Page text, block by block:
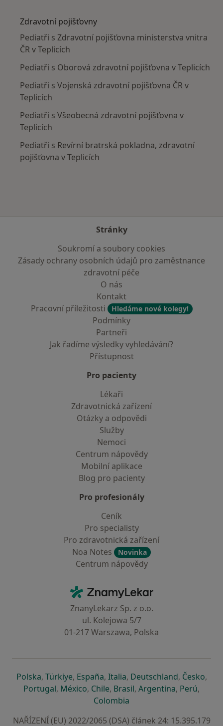
Zdravotní pojišťovny
Pediatři s Zdravotní pojišťovna ministerstva vnitra
ČR v Teplicích
Pediatři s Oborová zdravotní pojišťovna v Teplicích
Pediatři s Vojenská zdravotní pojišťovna ČR v
Teplicích
Pediatři s Všeobecná zdravotní pojišťovna v
Teplicích
Pediatři s Revírní bratrská pokladna, zdravotní
pojišťovna v Teplicích
Stránky
Soukromí a soubory cookies
Zásady ochrany osobních údajů pro zaměstnance
zdravotní péče
O nás
Kontakt
Pracovní příležitosti
Hledáme nové kolegy!
Podmínky
Partneři
Jak řadíme výsledky vyhledávání?
Přístupnost
Pro pacienty
Lékaři
Zdravotnická zařízení
Otázky a odpovědi
Služby
Nemoci
Centrum nápovědy
Mobilní aplikace
Blog pro pacienty
Pro profesionály
Ceník
Pro specialisty
Pro zdravotnická zařízení
Noa Notes
Novinka
Centrum nápovědy
ZnamyLekar - Hlavní stránka
ZnanyLekarz Sp. z o.o.
ul. Kolejowa 5/7
01-217 Warszawa, Polska
Polskase otevře v nové záložce
, Türkiyese otevře v nové záložce
, Españase otevře v nové záložce
, Italiase otevře v nové záložce
, Deutschlandse otevře v
, Českose
,
Portugalse otevře v nové záložce
, Méxicose otevře v nové záložce
, Chilese otevře v nové záložce
, Brasilse otevře v nové
, Argentinase otevře v
, Perúse
,
Colombia
NAŘÍZENÍ (EU) 2022/2065 (DSA) článek 24: 15.395.179